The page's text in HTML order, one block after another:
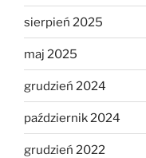
sierpień 2025
maj 2025
grudzień 2024
październik 2024
grudzień 2022